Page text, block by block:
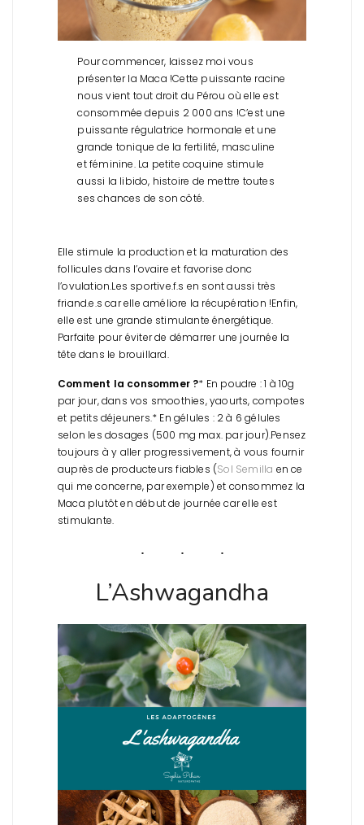
Pour commencer, laissez moi vous
présenter la Maca !Cette puissante racine
nous vient tout droit du Pérou où elle est
consommée depuis 2 000 ans !C’est une
puissante régulatrice hormonale et une
grande tonique de la fertilité, masculine
et féminine. La petite coquine stimule
aussi la libido, histoire de mettre toutes
ses chances de son côté.
Elle stimule la production et la maturation des
follicules dans l’ovaire et favorise donc
l’ovulation.Les sportive.f.s en sont aussi très
friand.e.s car elle améliore la récupération !Enfin,
elle est une grande stimulante énergétique.
Parfaite pour éviter de démarrer une journée la
tête dans le brouillard.
Comment la consommer ?* En poudre : 1 à 10g
par jour, dans vos smoothies, yaourts, compotes
et petits déjeuners.* En gélules : 2 à 6 gélules
selon les dosages (500 mg max. par jour).Pensez
toujours à y aller progressivement, à vous fournir
auprès de producteurs fiables (Sol Semilla en ce
qui me concerne, par exemple) et consommez la
Maca plutôt en début de journée car elle est
stimulante.
L’Ashwagandha